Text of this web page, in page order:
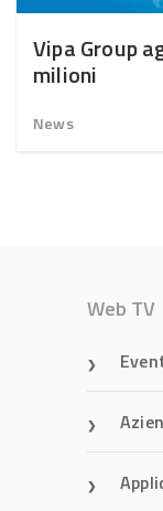
Vipa Group
milioni
News
Web TV